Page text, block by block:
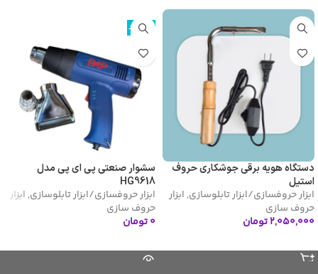
دستگاه هویه برقی جوشکاری حروف
استیل
ابزار حروفسازی/ابزار تابلوسازی, ابزار
حروف سازی
۲,۰۵۰,۰۰۰تومان
ناموجود
سشوار صنعتی پی ای پی مدل
HG9618
ابزار حروفسازی/ابزار تابلوسازی, ابزار
حروف سازی
۰تومان